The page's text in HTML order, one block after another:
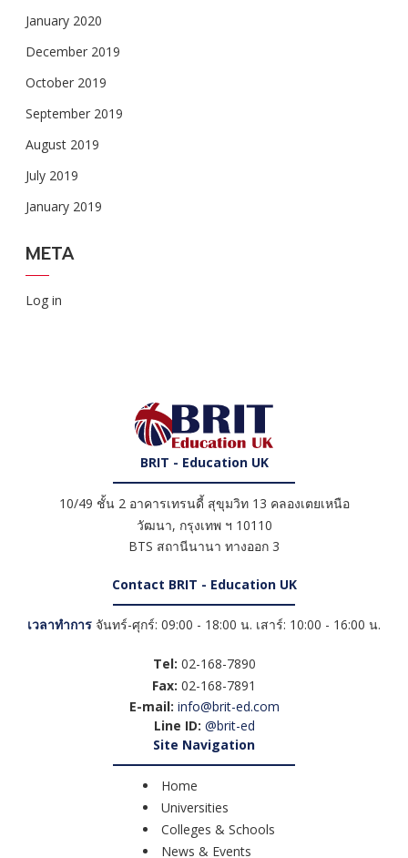
January 2020
December 2019
October 2019
September 2019
August 2019
July 2019
January 2019
META
Log in
BRIT - Education UK
10/49 ชั้น 2 อาคารเทรนดี้ สุขุมวิท 13 คลองเตยเหนือ
วัฒนา, กรุงเทพ ฯ 10110
BTS สถานีนานา ทางออก 3
Contact BRIT - Education UK
เวลาทำการ จันทร์-ศุกร์: 09:00 - 18:00 น. เสาร์: 10:00 - 16:00 น.
Tel: 02-168-7890
Fax: 02-168-7891
E-mail: info@brit-ed.com
Line ID: @brit-ed
Site Navigation
Home
Universities
Colleges & Schools
News & Events